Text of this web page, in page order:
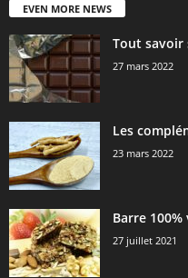
EVEN MORE NEWS
Tout savoir
27 mars 2022
Les
23 mars 2022
Barre
27 juillet 2021